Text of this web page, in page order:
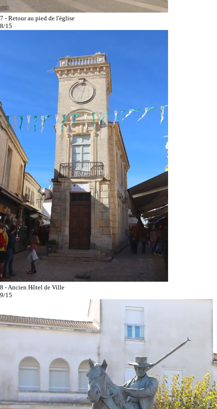
7 - Retour au pied de l'église
8/15
8 - Ancien Hôtel de Ville
9/15